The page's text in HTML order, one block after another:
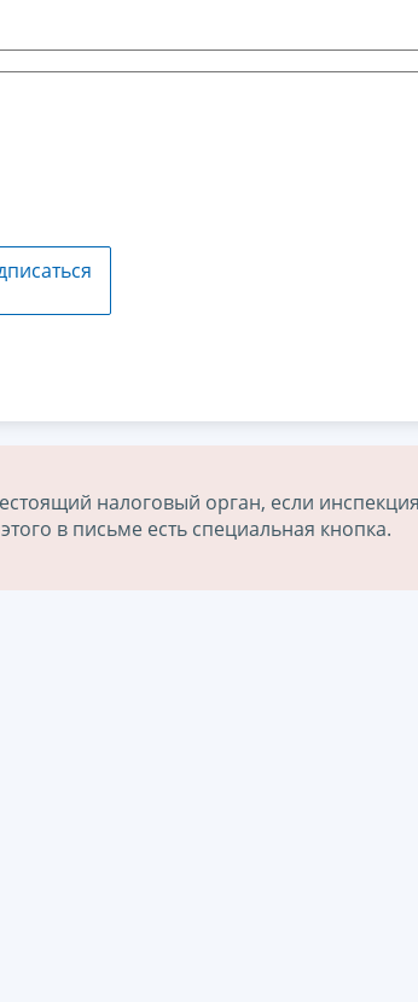
налоговый орган, если
в письме есть специальная кнопка.